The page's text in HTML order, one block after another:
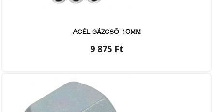
Acél gázcső 10mm
9 875 Ft